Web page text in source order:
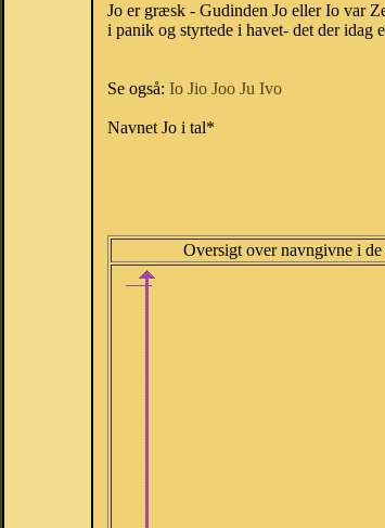
Jo er græsk - Gudinden Jo eller Io var
i panik og styrtede i havet- det der
Se også: Io Jio Joo Ju Ivo
Navnet Jo i tal*
Oversigt over navngivne i de